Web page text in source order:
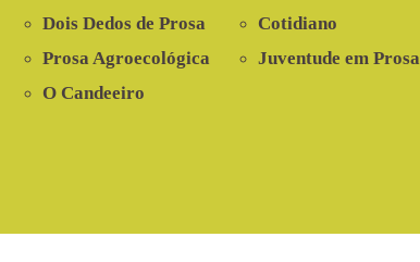
Dois Dedos de Prosa
Prosa Agroecológica
O Candeeiro
Cotidiano
Juventude em Prosa